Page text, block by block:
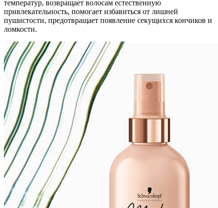
температур, возвращает волосам естественную
привлекательность, помогает избавиться от лишней
пушистости, предотвращает появление секущихся кончиков и
ломкости.